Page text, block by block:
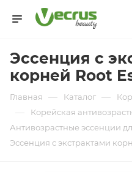
Эссенция с
корней Root
Главная — Каталог —
— Корейская
Антивозрастные эссенции
Эссенция с экстрактами